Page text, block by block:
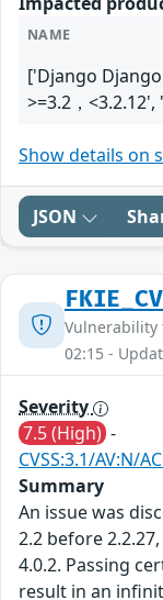
NAME
['Django
>=3.2，
Show details on
JSON
Vulnerability
02:15 -
Severity
7.5 (High) -
CVSS:3.1/AV:N/
Summary
An issue was
2.2 before
4.0.2. Passing
result in an